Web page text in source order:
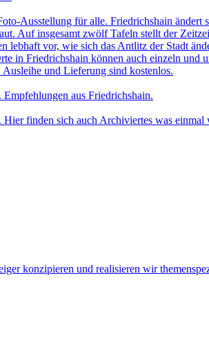
Ausstellung für alle. Friedrichshain ändert
Auf insgesamt zwölf Tafeln stellt der
lebhaft vor, wie sich das Antlitz der Stadt
in Friedrichshain können auch einzeln
und Lieferung sind kostenlos.
aus Friedrichshain.
finden sich auch Archiviertes was einmal
konzipieren und realisieren wir